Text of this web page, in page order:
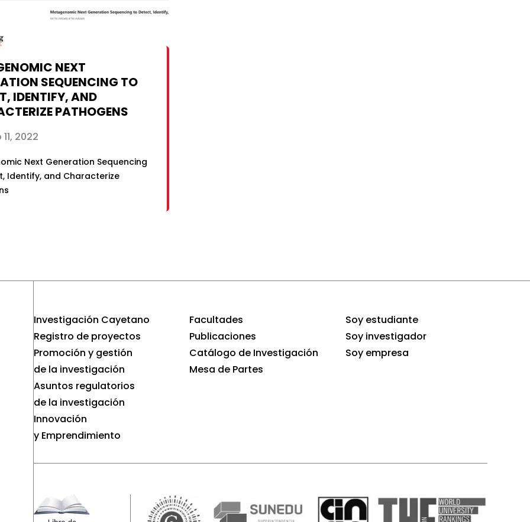
NEXT
SEQUENCING TO
IDENTIFY, AND
PATHOGENS
2022
Next Generation Sequencing
Identify, and Characterize
Investigación Cayetano
Registro de proyectos
Promoción y gestión
de la investigación
Asuntos regulatorios
de la investigación
Innovación
y Emprendimiento
Facultades
Publicaciones
Catálogo de Investigación
Mesa de Partes
Soy estudiante
Soy investigador
Soy empresa